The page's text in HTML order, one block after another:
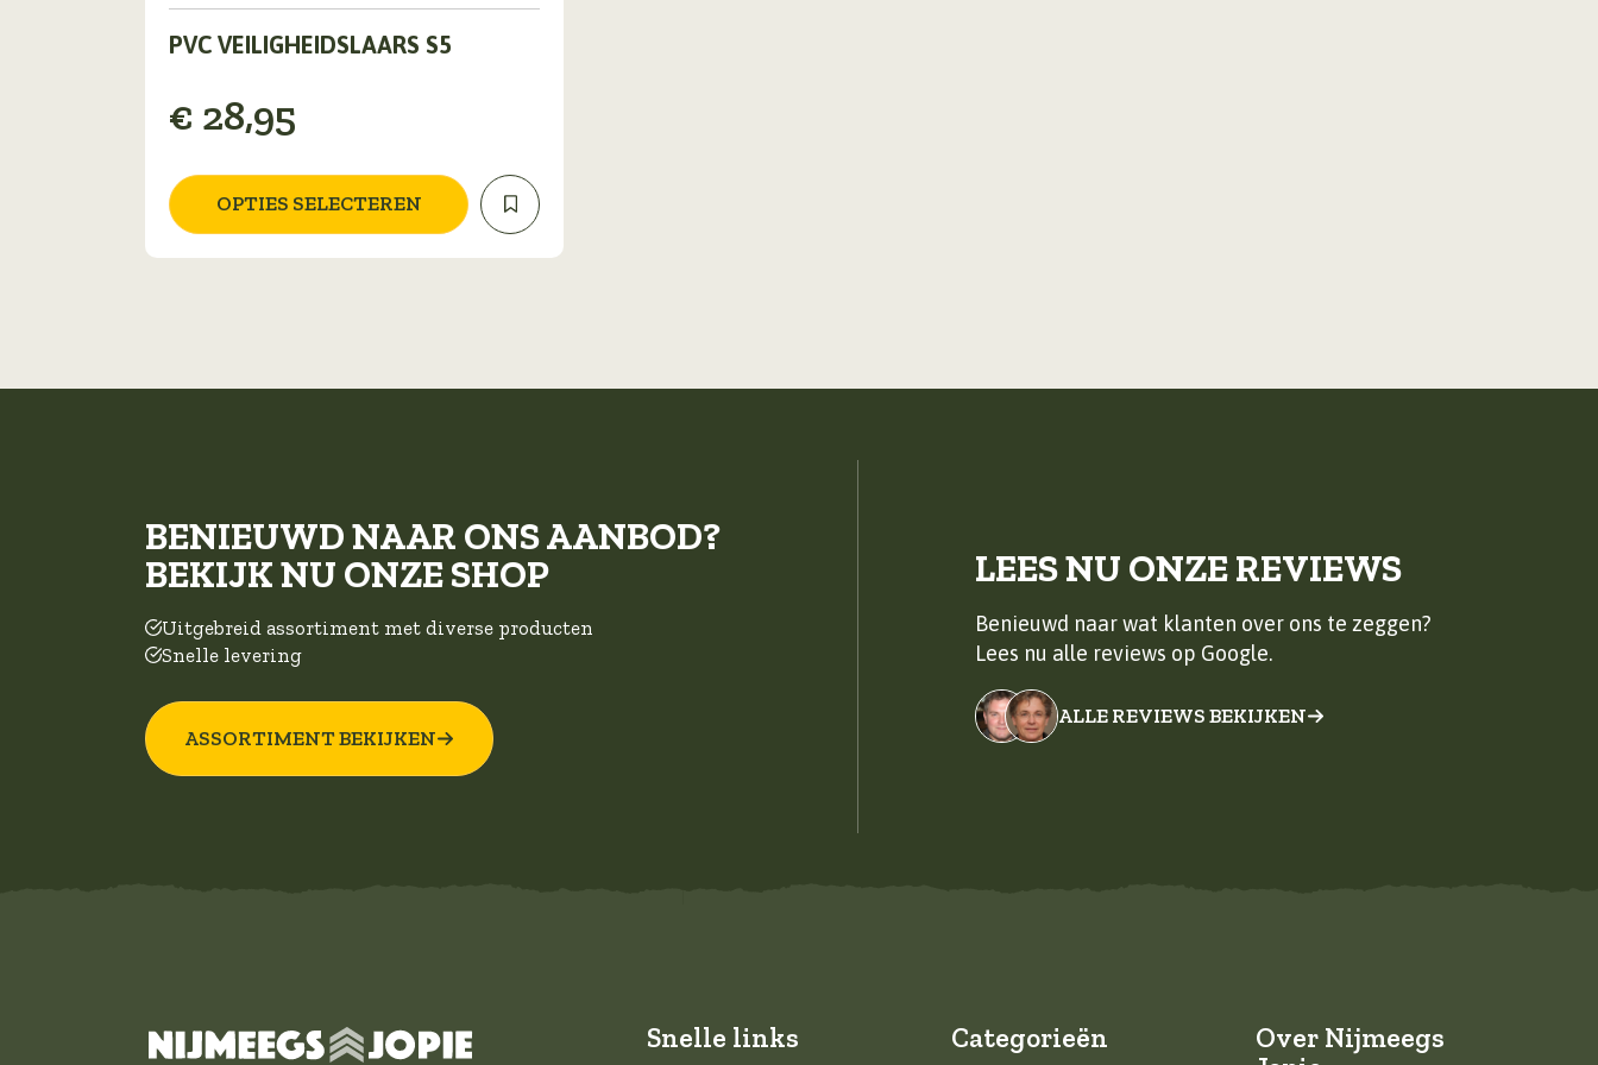
PVC VEILIGHEIDSLAARS S5
€ 28,95
OPTIES SELECTEREN
product
meerdere
variaties.
optie
kan
gekozen
worden
BENIEUWD NAAR ONS AANBOD?
BEKIJK NU ONZE SHOP
Uitgebreid assortiment met diverse producten
Snelle levering
ASSORTIMENT BEKIJKEN
LEES NU ONZE REVIEWS
Benieuwd naar wat klanten over ons te zeggen?
Lees nu alle reviews op Google.
ALLE REVIEWS BEKIJKEN
Snelle links Categorieën
Over Nijmeegs